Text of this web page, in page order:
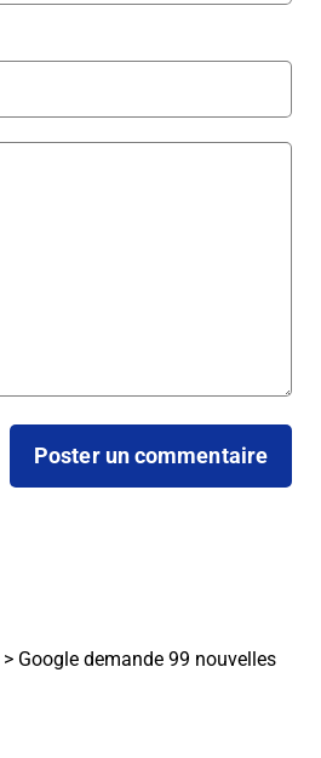
> Google demande 99 nouvelles